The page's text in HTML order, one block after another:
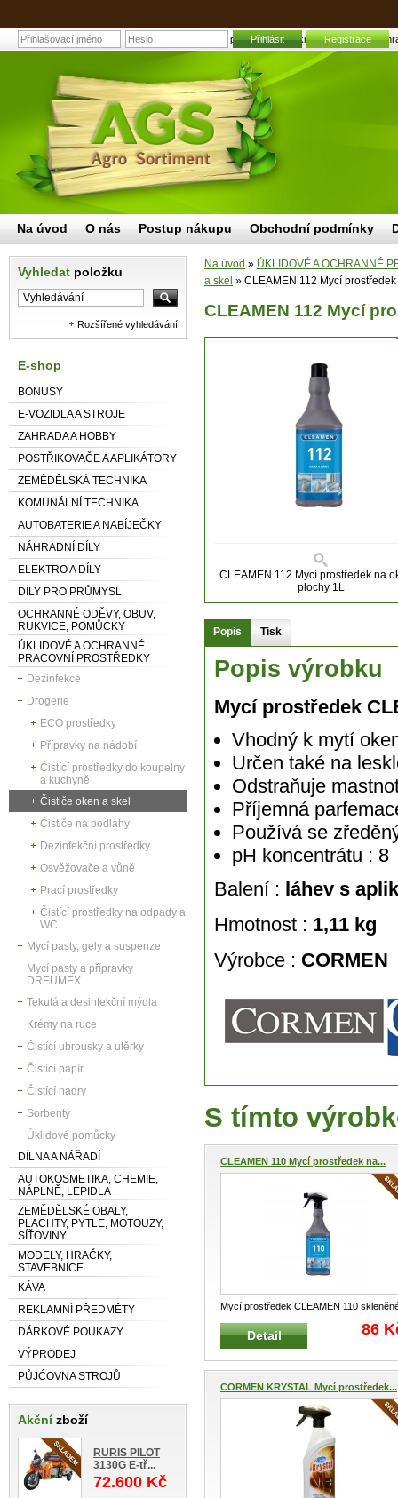
CLEAMEN 112 Mycí prostředek na okna a plochy 1L |
Přihlásit Registrace
Vyhledat položku
Rozšířené vyhledávání
E-shop
BONUSY
E-VOZIDLA A STROJE
ZAHRADA A HOBBY
POSTŘIKOVAČE A APLIKÁTORY
ZEMĚDĚLSKÁ TECHNIKA
KOMUNÁLNÍ TECHNIKA
AUTOBATERIE A NABÍJEČKY
NÁHRADNÍ DÍLY
ELEKTRO A DÍLY
DÍLY PRO PRŮMYSL
OCHRANNÉ ODĚVY, OBUV,
RUKVICE, POMŮCKY
ÚKLIDOVÉ A OCHRANNÉ
PRACOVNÍ PROSTŘEDKY
Dezinfekce
Drogerie
ECO prostředky
Přípravky na nádobí
Čistící prostředky do koupelny
a kuchyně
Čističe oken a skel
Čističe na podlahy
Dezinfekční prostředky
Osvěžovače a vůně
Prací prostředky
Čistící prostředky na odpady a
WC
Mycí pasty, gely a suspenze
Mycí pasty a přípravky
DREUMEX
Tekutá a desinfekční mýdla
Krémy na ruce
Čistící ubrousky a utěrky
Čistící papír
Čistící hadry
Sorbenty
Úklidové pomůcky
DÍLNA A NÁŘADÍ
AUTOKOSMETIKA, CHEMIE,
NÁPLNĚ, LEPIDLA
ZEMĚDĚLSKÉ OBALY,
PLACHTY, PYTLE, MOTOUZY,
SÍŤOVINY
MODELY, HRAČKY,
STAVEBNICE
KÁVA
REKLAMNÍ PŘEDMĚTY
DÁRKOVÉ POUKAZY
VÝPRODEJ
PŮJĆOVNA STROJŮ
Akčnízboží
RURIS PILOT
3130G E-tř...
72.600 Kč
Na úvod » ÚKLIDOVÉ A OCHRANNÉ
a skel » CLEAMEN 112 Mycí
CLEAMEN 112 Mycí
CLEAMEN 112 Mycí prostředek na
plochy 1L
Popis Tisk
Popis výrobku
Mycí prostředek
Vhodný k mytí
Určen také na
Odstraňuje
Příjemná
Používá se
pH koncentrátu : 8
Balení : láhev s
Hmotnost : 1,11 kg
Výrobce : CORMEN
S tímto
CLEAMEN 110 Mycí prostředek na...
Mycí prostředek CLEAMEN 110
plochy 1L Vhodný k mytí oken, sk...
Detail 86
CORMEN KRYSTAL Mycí prostředek...
Na úvod O nás Postup nákupu Obchodní podmínky